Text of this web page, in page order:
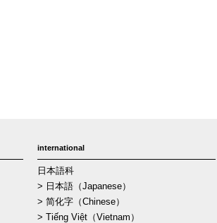
international
日本語科
> 日本語（Japanese）
> 简化字（Chinese）
> Tiếng Việt（Vietnam）